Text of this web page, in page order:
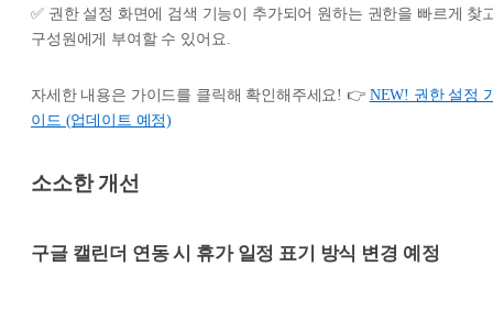
✅ 권한 설정 화면에 검색 기능이 추가되어 원하는 권한을 빠르게 찾
구성원에게 부여할 수 있어요.
자세한 내용은 가이드를 클릭해 확인해주세요! 👉 NEW! 권한 설정
이드 (업데이트 예정)
소소한 개선
구글 캘린더 연동 시 휴가 일정 표기 방식 변경 예정